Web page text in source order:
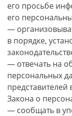
его просьбе
его
—
в порядке,
— отвечать на
персональных
представителей
Закона о
— сообщать в